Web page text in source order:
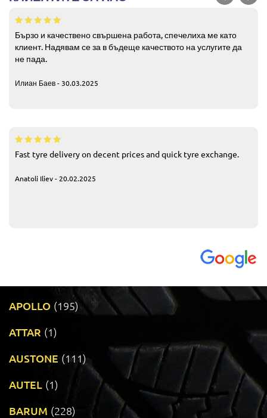
Бързо и качествено свършена работа, спечелиха ме като
клиент. Надявам се за в бъдеще качеството на услугите да
не пада.
Илиан Баев - 30.03.2025
Fast tyre delivery on decent prices and quick tyre exchange.
Anatoli Iliev - 20.02.2025
APOLLO (195)
ATTAR (1)
AUSTONE (111)
AUTEL (1)
BARUM (228)